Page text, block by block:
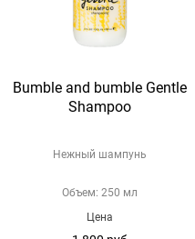
Bumble and bumble Gentle
Shampoo
Нежный шампунь
Объем: 250 мл
Цена